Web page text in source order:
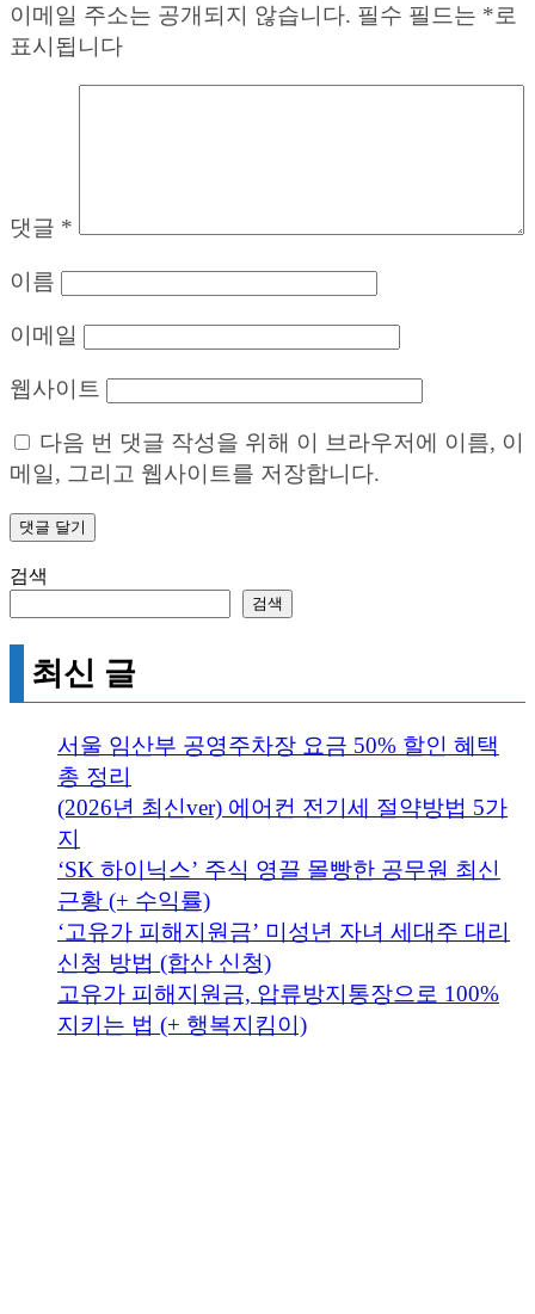
이메일 주소는 공개되지 않습니다. 필수 필드는 *로
표시됩니다
댓글 *
이름
이메일
웹사이트
다음 번 댓글 작성을 위해 이 브라우저에 이름, 이
메일, 그리고 웹사이트를 저장합니다.
검색
검색
최신 글
서울 임산부 공영주차장 요금 50% 할인 혜택
총 정리
(2026년 최신ver) 에어컨 전기세 절약방법 5가
지
‘SK 하이닉스’ 주식 영끌 몰빵한 공무원 최신
근황 (+ 수익률)
‘고유가 피해지원금’ 미성년 자녀 세대주 대리
신청 방법 (합산 신청)
고유가 피해지원금, 압류방지통장으로 100%
지키는 법 (+ 행복지킴이)